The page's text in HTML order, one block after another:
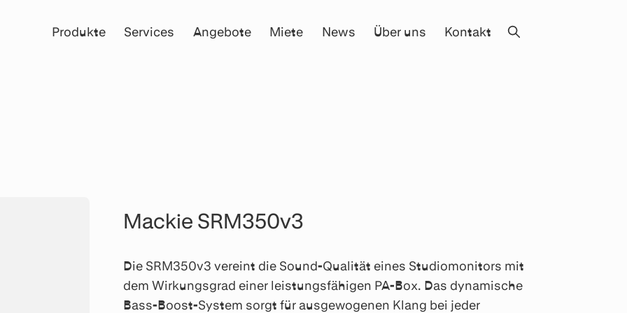
Produkte Services Angebote Miete News Über uns Kontakt
Mackie SRM350v3
Die SRM350v3 vereint die Sound-Qualität eines Studiomonitors mit
dem Wirkungsgrad einer leistungsfähigen PA-Box. Das dynamische
Bass-Boost-System sorgt für ausgewogenen Klang bei jeder